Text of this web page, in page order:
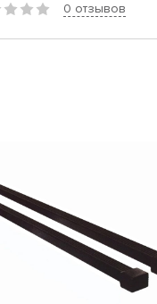
0 отзывов